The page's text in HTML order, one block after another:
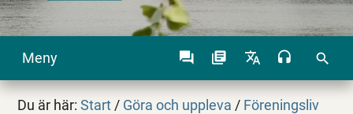
Meny search
Du är här:Start / Göra och uppleva / Föreningsliv